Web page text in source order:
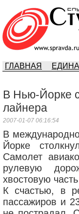
ГЛАВНАЯ
В Нью-Йорке
лайнера
2007-01-07 06:16:54
В
Йорке
Самолет
рулевую
хвостовую
К счастью, в
пассажиров и